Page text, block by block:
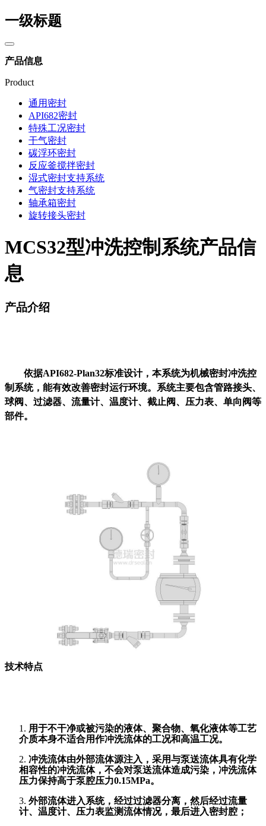
一级标题
产品信息
Product
通用密封
API682密封
特殊工况密封
干气密封
碳浮环密封
反应釜搅拌密封
湿式密封支持系统
气密封支持系统
轴承箱密封
旋转接头密封
MCS32型冲洗控制系统产品信
息
产品介绍
依据API682-Plan32标准设计，本系统为机械密封冲洗控
制系统，能有效改善密封运行环境。系统主要包含管路接头、
球阀、过滤器、流量计、温度计、截止阀、压力表、单向阀等
部件。
111
技术特点
1. 用于不干净或被污染的液体、聚合物、氧化液体等工艺
介质本身不适合用作冲洗流体的工况和高温工况。
2. 冲洗流体由外部流体源注入，采用与泵送流体具有化学
相容性的冲洗流体，不会对泵送流体造成污染，冲洗流体
压力保持高于泵腔压力0.15MPa。
3. 外部流体进入系统，经过过滤器分离，然后经过流量
计、温度计、压力表监测流体情况，最后进入密封腔；